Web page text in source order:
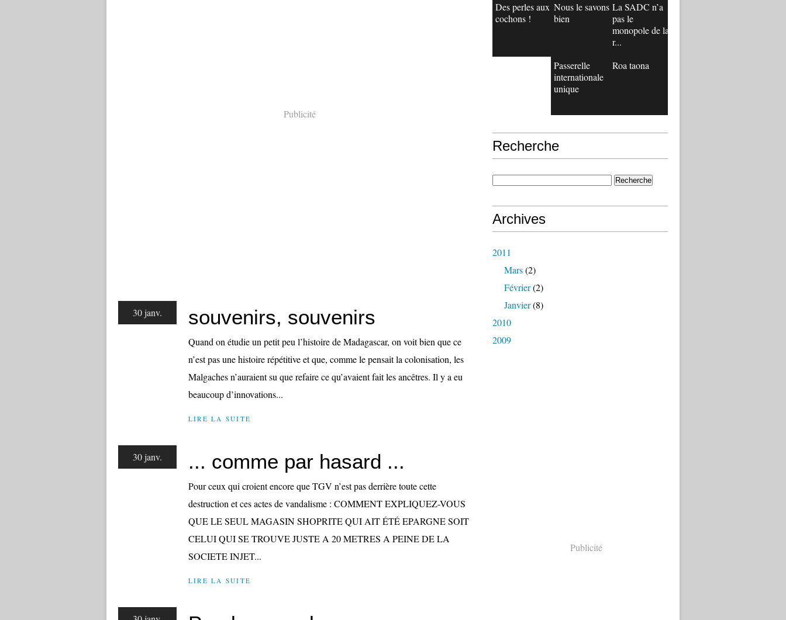
Publicité
30 janv. souvenirs, souvenirs
Quand on étudie un petit peu l’histoire de Madagascar, on voit bien que ce
n’est pas une histoire répétitive et que, comme le pensait la colonisation, les
Malgaches n’auraient su que refaire ce qu’avaient fait les ancêtres. Il y a eu
beaucoup d’innovations...
LIRE LA SUITE
30 janv. ... comme par hasard ...
Pour ceux qui croient encore que TGV n’est pas derrière toute cette
destruction et ces actes de vandalisme : COMMENT EXPLIQUEZ-VOUS
QUE LE SEUL MAGASIN SHOPRITE QUI AIT ÉTÉ EPARGNE SOIT
CELUI QUI SE TROUVE JUSTE A 20 METRES A PEINE DE LA
SOCIETE INJET...
LIRE LA SUITE
Des perles aux
cochons !
Nous le savons
bien
La SADC n’a
pas le
monopole de la
r...
Passerelle
internationale
unique
Roa taona
Recherche
Archives
2011
Mars(2)
Février(2)
Janvier(8)
2010
2009
Publicité